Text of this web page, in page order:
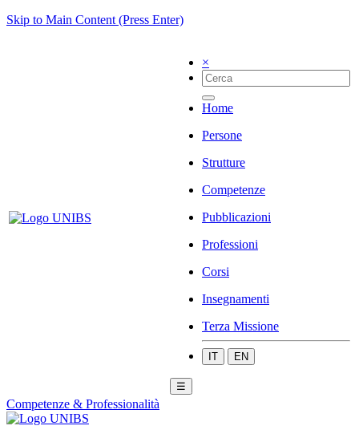
Skip to Main Content (Press Enter)
×
Home
Persone
Strutture
Competenze
Pubblicazioni
Professioni
Corsi
Insegnamenti
Terza Missione
IT EN
☰
Competenze & Professionalità